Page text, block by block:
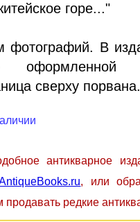
горе..."
фотографий. В
оформленной
сверху порвана.
антикварное
, или
редкие